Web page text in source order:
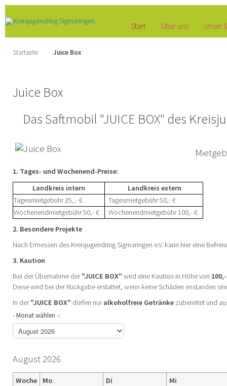
Start Über uns Unser
Startseite Juice Box
Juice Box
Das Saftmobil "JUICE BOX" des
1. Tages- und Wochenend-Preise:
Landkreis intern
Landkreis extern
Tagesmietgebühr 25,.- €
Tagesmietgebühr 50,- €
Wochenendmietgebühr 50,- €
Wochenendmietgebühr 100,- €
2. Besondere Projekte
Nach Ermessen des Kreisjugendring Sigmaringen e.V. kann hier eine
3. Kaution
Bei der Übernahme der"JUICE BOX" wird eine Kaution in Höhe von
Diese wird bei der Rückgabe erstattet, wenn keine Schäden enstanden
In der"JUICE BOX" dürfen nuralkoholfreie Getränke zubereitet und
- Monat wählen -:
August 2026
Woche Mo Di Mi